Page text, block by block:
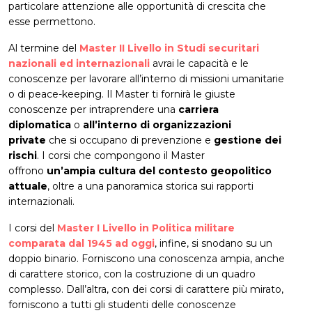
particolare attenzione alle opportunità di crescita che
esse permettono.
Al termine del Master II Livello in Studi securitari
nazionali ed internazionali avrai le capacità e le
conoscenze per lavorare all’interno di missioni umanitarie
o di peace-keeping. Il Master ti fornirà le giuste
conoscenze per intraprendere una carriera
diplomatica o all’interno di organizzazioni
private che si occupano di prevenzione e gestione dei
rischi. I corsi che compongono il Master
offrono un’ampia cultura del contesto geopolitico
attuale, oltre a una panoramica storica sui rapporti
internazionali.
I corsi del Master I Livello in Politica militare
comparata dal 1945 ad oggi, infine, si snodano su un
doppio binario. Forniscono una conoscenza ampia, anche
di carattere storico, con la costruzione di un quadro
complesso. Dall’altra, con dei corsi di carattere più mirato,
forniscono a tutti gli studenti delle conoscenze